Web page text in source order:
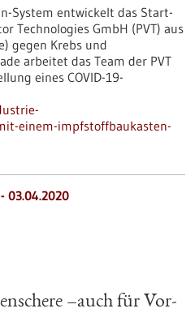
System entwickelt das Start-
Technologies GmbH (PVT) aus
gegen Krebs und
arbeitet das Team der PVT
eines COVID-19-
einem-impfstoffbaukasten-
03.04.2020
–auch für Vor-